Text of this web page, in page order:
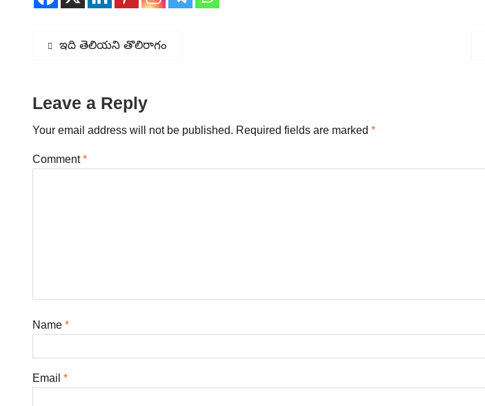
Post
Previous
ఇది తెలియని తొలిరాగం
Leave a Reply
Your email address will not be published. Required fields are marked *
Comment*
Name *
Email *